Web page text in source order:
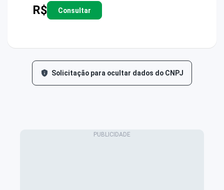
R$ Consultar
Solicitação para ocultar dados do CNPJ